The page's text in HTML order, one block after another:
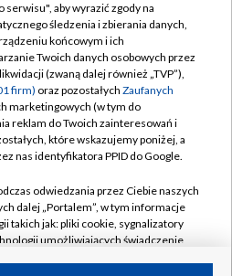
TVP
TVP
prywatności
zgody
Pomoc
Kontakt
Kanały
aby wyrazić zgody na
śledzenia i zbierania danych,
końcowym i ich
Twoich danych osobowych przez
(zwaną dalej również „TVP”),
firm) oraz pozostałych Zaufanych
marketingowych (w tym do
reklam do Twoich zainteresowań i
które wskazujemy poniżej, a
nas identyfikatora PPID do Google.
odwiedzania przez Ciebie naszych
dalej „Portalem”, w tym informacje
takich jak: pliki cookie, sygnalizatory
umożliwiających świadczenie